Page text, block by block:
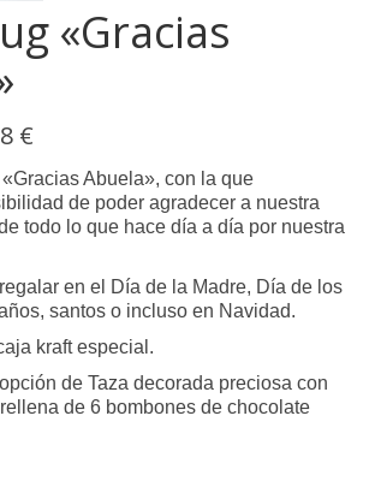
«Gracias
€
precios:
desde
14.55 €
18.18 €
Abuela», con la que
de poder agradecer a nuestra
todo lo que hace día a día por nuestra
en el Día de la Madre, Día de los
santos o incluso en Navidad.
kraft especial.
de Taza decorada preciosa con
de 6 bombones de chocolate